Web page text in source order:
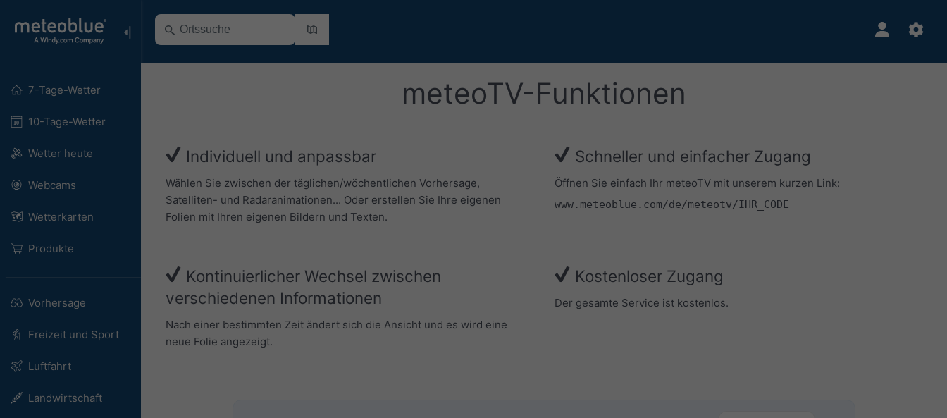
7-Tage-Wetter
10-Tage-Wetter
Wetter heute
Webcams
Wetterkarten
Produkte
Vorhersage
Freizeit und Sport
Luftfahrt
Landwirtschaft
meteoTV-Funktionen
Individuell und anpassbar
Wählen Sie zwischen der täglichen/wöchentlichen Vorhersage,
Satelliten- und Radaranimationen... Oder erstellen Sie Ihre eigenen
Folien mit Ihren eigenen Bildern und Texten.
Schneller und einfacher Zugang
Öffnen Sie einfach Ihr meteoTV mit unserem kurzen Link:
www.meteoblue.com/de/meteotv/IHR_CODE
Kontinuierlicher Wechsel zwischen
verschiedenen Informationen
Nach einer bestimmten Zeit ändert sich die Ansicht und es wird eine
neue Folie angezeigt.
Kostenloser Zugang
Der gesamte Service ist kostenlos.